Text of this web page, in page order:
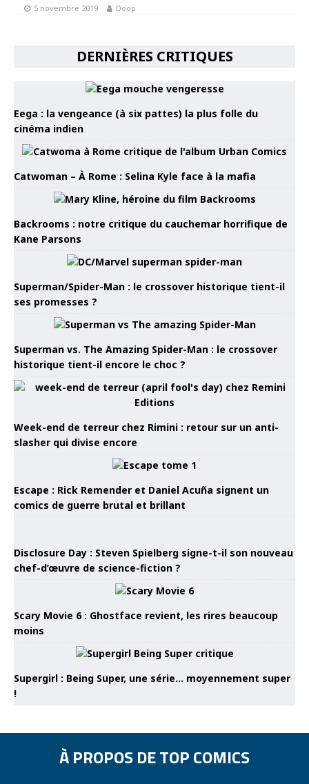
5 novembre 2019 Doop
DERNIÈRES CRITIQUES
Eega : la vengeance (à six pattes) la plus folle du
cinéma indien
Catwoman – À Rome : Selina Kyle face à la mafia
Backrooms : notre critique du cauchemar horrifique de
Kane Parsons
Superman/Spider-Man : le crossover historique tient-il
ses promesses ?
Superman vs. The Amazing Spider-Man : le crossover
historique tient-il encore le choc ?
Week-end de terreur chez Rimini : retour sur un anti-
slasher qui divise encore
Escape : Rick Remender et Daniel Acuña signent un
comics de guerre brutal et brillant
Disclosure Day : Steven Spielberg signe-t-il son nouveau
chef-d’œuvre de science-fiction ?
Scary Movie 6 : Ghostface revient, les rires beaucoup
moins
Supergirl : Being Super, une série… moyennement super
!
À PROPOS DE TOP COMICS